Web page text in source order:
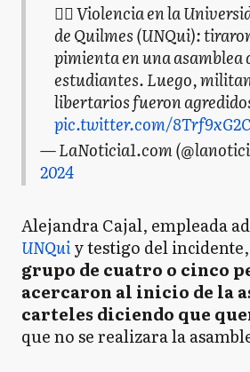
👉🏻 Violencia en la
de Quilmes (UNQui):
pimienta en una asamblea
estudiantes. Luego,
libertarios fueron
pic.twitter.com/
— LaNoticia1.com
2024
Alejandra Cajal, empleada
UNQuiy testigo del
grupo de cuatro o cinco
acercaron al inicio de la
carteles diciendo que
que no se realizara la